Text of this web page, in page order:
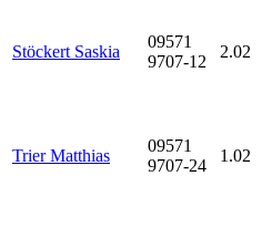
Stöckert Saskia
09571
9707-12
2.02
Trier Matthias
09571
9707-24
1.02